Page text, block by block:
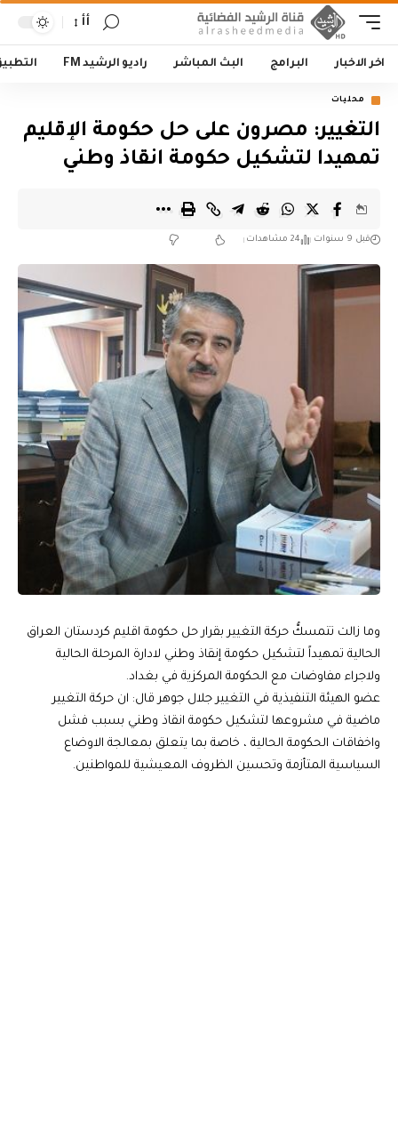
أأ
اخر الاخبار البرامج البث المباشر راديو الرشيد FM
محليات
التغيير: مصرون على حل حكومة الإقليم
تمهيدا لتشكيل حكومة انقاذ وطني
قبل 9 سنوات 24 مشاهدات
وما زالت تتمسكُّ حركة التغيير بقرار حل حكومة اقليم كردستان العراق
الحالية تمهيداً لتشكيل حكومة إنقاذ وطني لادارة المرحلة الحالية
ولاجراء مفاوضات مع الحكومة المركزية في بغداد.
عضو الهيئة التنفيذية في التغيير جلال جوهر قال: ان حركة التغيير
ماضية في مشروعها لتشكيل حكومة انقاذ وطني بسبب فشل
واخفاقات الحكومة الحالية ، خاصة بما يتعلق بمعالجة الاوضاع
السياسية المتأزمة وتحسين الظروف المعيشية للمواطنين.